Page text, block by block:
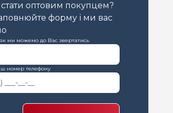
оптовим покупцем?
форму і ми вас
ми можемо до Вас звертатись
номер телефону